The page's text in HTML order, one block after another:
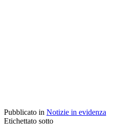
Pubblicato in Notizie in evidenza
Etichettato sotto